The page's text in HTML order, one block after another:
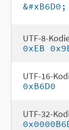
&#xB6D0;
UTF-8-
0xEB
UTF-16-
0xB6D0
UTF-32-